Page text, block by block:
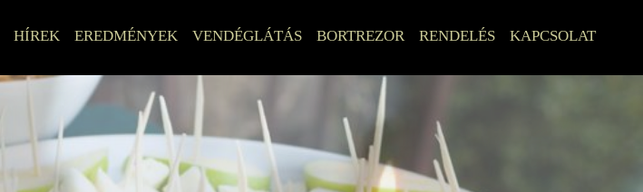
HÍREK EREDMÉNYEK VENDÉGLÁTÁS BORTREZOR RENDELÉS KAPCSOLAT